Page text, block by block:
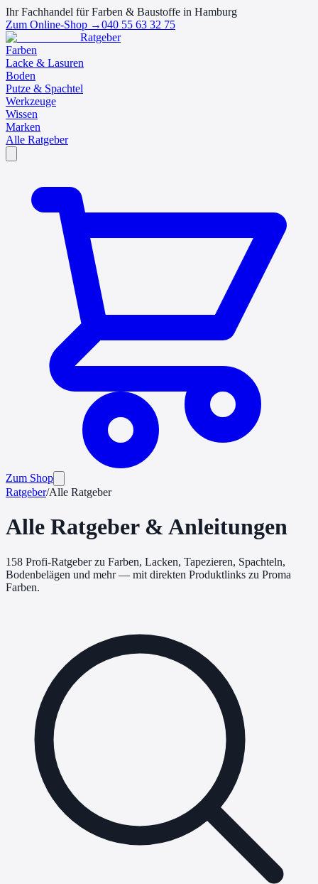
Ihr Fachhandel für Farben & Baustoffe in Hamburg
Zum Online-Shop →040 55 63 32 75
Ratgeber
Farben
Lacke & Lasuren
Boden
Putze & Spachtel
Werkzeuge
Wissen
Marken
Alle Ratgeber
Zum Shop
Ratgeber/Alle Ratgeber
Alle Ratgeber & Anleitungen
158 Profi-Ratgeber zu Farben, Lacken, Tapezieren, Spachteln,
Bodenbelägen und mehr — mit direkten Produktlinks zu Proma
Farben.